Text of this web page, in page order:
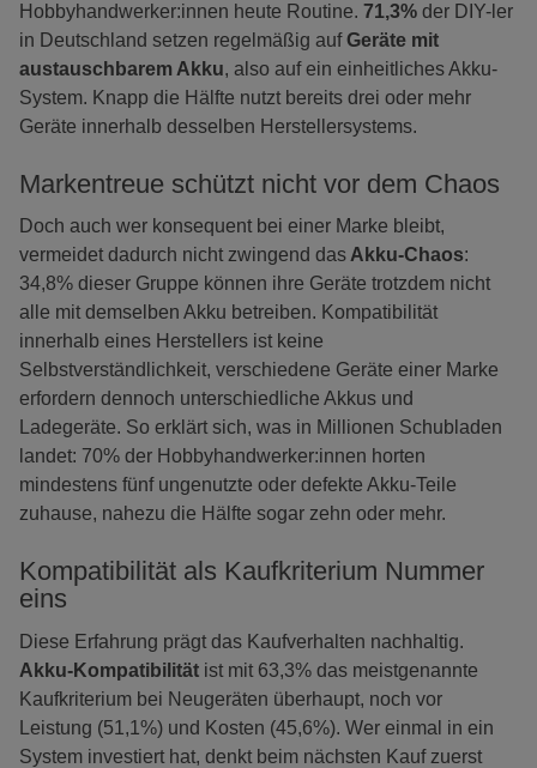
Hobbyhandwerker:innen heute Routine. 71,3% der DIY-ler
in Deutschland setzen regelmäßig aufGeräte mit
austauschbarem Akku, also auf ein einheitliches Akku-
System. Knapp die Hälfte nutzt bereits drei oder mehr
Geräte innerhalb desselben Herstellersystems.
Markentreue schützt nicht vor dem Chaos
Doch auch wer konsequent bei einer Marke bleibt,
vermeidet dadurch nicht zwingend das Akku-Chaos:
34,8% dieser Gruppe können ihre Geräte trotzdem nicht
alle mit demselben Akku betreiben. Kompatibilität
innerhalb eines Herstellers ist keine
Selbstverständlichkeit, verschiedene Geräte einer Marke
erfordern dennoch unterschiedliche Akkus und
Ladegeräte. So erklärt sich, was in Millionen Schubladen
landet: 70% der Hobbyhandwerker:innen horten
mindestens fünf ungenutzte oder defekte Akku-Teile
zuhause, nahezu die Hälfte sogar zehn oder mehr.
Kompatibilität als Kaufkriterium Nummer
eins
Diese Erfahrung prägt das Kaufverhalten nachhaltig.
Akku-Kompatibilität ist mit 63,3% das meistgenannte
Kaufkriterium bei Neugeräten überhaupt, noch vor
Leistung (51,1%) und Kosten (45,6%). Wer einmal in ein
System investiert hat, denkt beim nächsten Kauf zuerst